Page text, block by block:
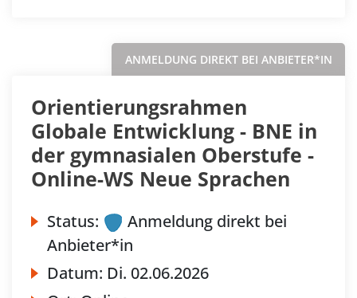
ANMELDUNG DIREKT BEI ANBIETER*IN
Orientierungsrahmen
Globale Entwicklung - BNE in
der gymnasialen Oberstufe -
Online-WS Neue Sprachen
Status:
Anmeldung direkt bei
Anbieter*in
Datum: Di. 02.06.2026